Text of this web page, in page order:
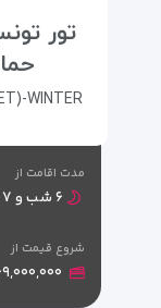
WINTER
مدت اقامت از
۶ شب و ۷ روز
شروع قیمت از
۶۹,۰۰۰,۰۰۰ تومان + ۹۴۰